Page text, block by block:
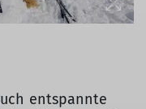
entspannte